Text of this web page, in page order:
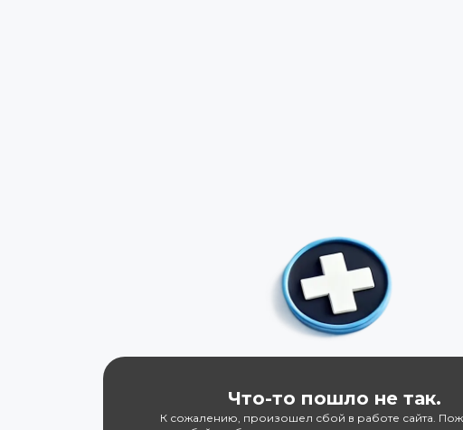
Что-то пошло не так.
К сожалению, произошел сбой в работе сайта.